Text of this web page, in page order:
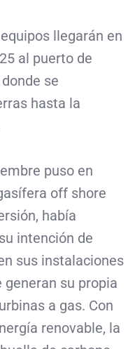
llegarán en
al puerto de
se
hasta la
puso en
off shore
había
intención de
sus instalaciones
su propia
a gas. Con
renovable, la